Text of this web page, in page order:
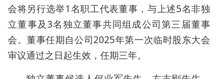
会将另行选举1名职工代表董事，与上述5名非独
立董事及3名独立董事共同组成公司第三届董事
会。董事任期自公司2025年第一次临时股东大会
审议通过之日起生效，任期三年。